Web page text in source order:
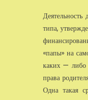
типа,
«папы» на
каких — либо
права
Одна такая